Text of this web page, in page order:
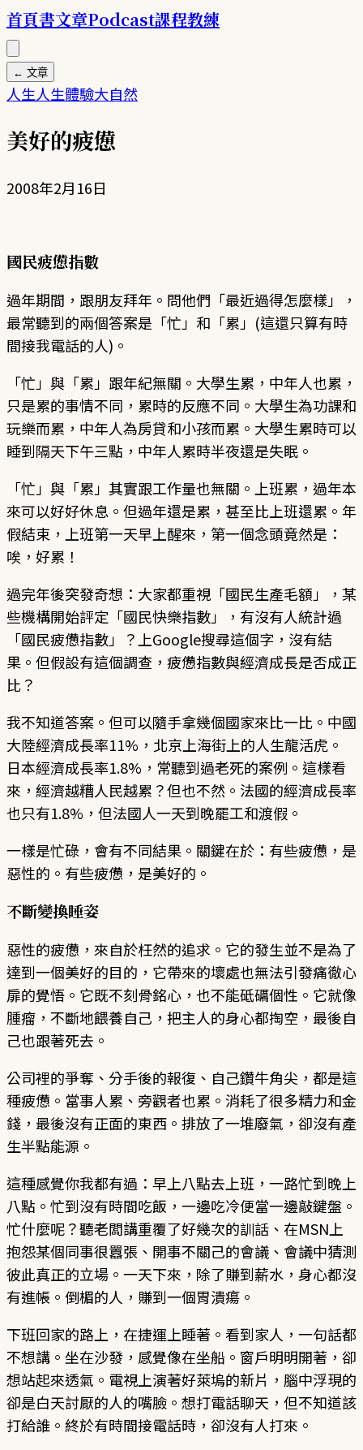
首頁書文章Podcast課程教練
← 文章
人生人生體驗大自然
美好的疲憊
2008年2月16日
國民疲憊指數
過年期間，跟朋友拜年。問他們「最近過得怎麼樣」，
最常聽到的兩個答案是「忙」和「累」(這還只算有時
間接我電話的人)。
「忙」與「累」跟年紀無關。大學生累，中年人也累，
只是累的事情不同，累時的反應不同。大學生為功課和
玩樂而累，中年人為房貸和小孩而累。大學生累時可以
睡到隔天下午三點，中年人累時半夜還是失眠。
「忙」與「累」其實跟工作量也無關。上班累，過年本
來可以好好休息。但過年還是累，甚至比上班還累。年
假結束，上班第一天早上醒來，第一個念頭竟然是：
唉，好累！
過完年後突發奇想：大家都重視「國民生產毛額」，某
些機構開始評定「國民快樂指數」，有沒有人統計過
「國民疲憊指數」？上Google搜尋這個字，沒有結
果。但假設有這個調查，疲憊指數與經濟成長是否成正
比？
我不知道答案。但可以隨手拿幾個國家來比一比。中國
大陸經濟成長率11%，北京上海街上的人生龍活虎。
日本經濟成長率1.8%，常聽到過老死的案例。這樣看
來，經濟越糟人民越累？但也不然。法國的經濟成長率
也只有1.8%，但法國人一天到晚罷工和渡假。
一樣是忙碌，會有不同結果。關鍵在於：有些疲憊，是
惡性的。有些疲憊，是美好的。
不斷變換睡姿
惡性的疲憊，來自於枉然的追求。它的發生並不是為了
達到一個美好的目的，它帶來的壞處也無法引發痛徹心
扉的覺悟。它既不刻骨銘心，也不能砥礪個性。它就像
腫瘤，不斷地餵養自己，把主人的身心都掏空，最後自
己也跟著死去。
公司裡的爭奪、分手後的報復、自己鑽牛角尖，都是這
種疲憊。當事人累、旁觀者也累。消耗了很多精力和金
錢，最後沒有正面的東西。排放了一堆廢氣，卻沒有產
生半點能源。
這種感覺你我都有過：早上八點去上班，一路忙到晚上
八點。忙到沒有時間吃飯，一邊吃冷便當一邊敲鍵盤。
忙什麼呢？聽老闆講重覆了好幾次的訓話、在MSN上
抱怨某個同事很囂張、開事不關己的會議、會議中猜測
彼此真正的立場。一天下來，除了賺到薪水，身心都沒
有進帳。倒楣的人，賺到一個胃潰瘍。
下班回家的路上，在捷運上睡著。看到家人，一句話都
不想講。坐在沙發，感覺像在坐船。窗戶明明開著，卻
想站起來透氣。電視上演著好萊塢的新片，腦中浮現的
卻是白天討厭的人的嘴臉。想打電話聊天，但不知道該
打給誰。終於有時間接電話時，卻沒有人打來。